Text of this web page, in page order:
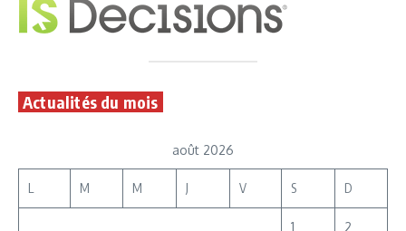
Actualités du mois
août 2026
L M M J V S D
1 2